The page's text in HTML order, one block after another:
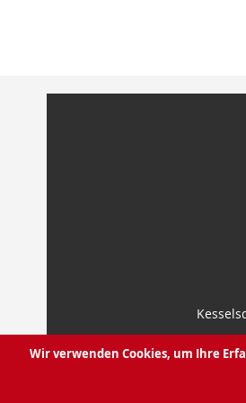
Wir verwenden Cookies, um Ihre